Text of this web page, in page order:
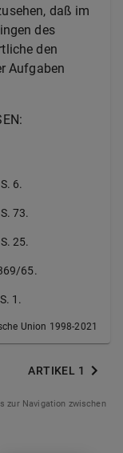
daß im
des
den
Aufgaben
6.
73.
25.
65.
1.
Union 1998-2021
ARTIKEL 1
zur Navigation zwischen